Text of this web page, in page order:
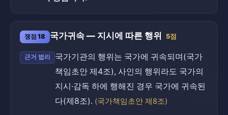
쟁점 18 국가귀속 — 지시에 따른 행위 5점
근거 법리
국가기관의 행위는 국가에 귀속되며(국가
책임초안 제4조), 사인의 행위라도 국가의
지시·감독 하에 행해진 경우 국가에 귀속된
다(제8조). (국가책임초안 제8조)